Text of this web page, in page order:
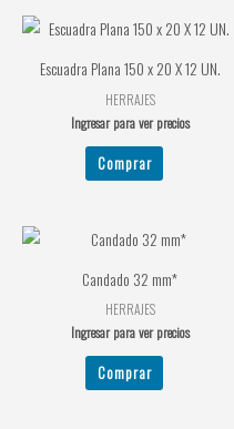
Escuadra Plana 150 x 20 X 12 UN.
HERRAJES
Ingresar para ver precios
Comprar
Candado 32 mm*
HERRAJES
Ingresar para ver precios
Comprar